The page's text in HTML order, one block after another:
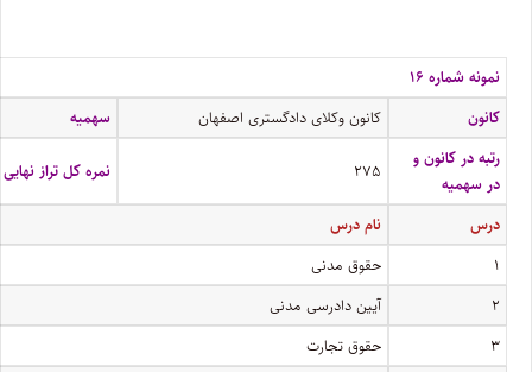
نمونه شماره ۱۶
کانون
کانون وکلای دادگستری اصفهان
سهمیه
رتبه در کانون و
در سهمیه
۲۷۵ نمره کل تراز نهایی
درس
نام درس
۱
حقوق مدنی
۲
آیین دادرسی مدنی
۳
حقوق تجارت